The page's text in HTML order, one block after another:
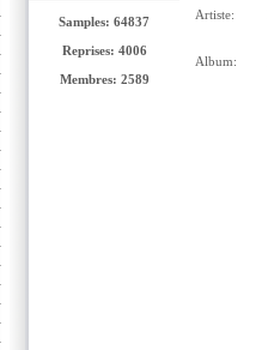
Samples: 64837
Reprises: 4006
Membres: 2589
Artiste:
Album: